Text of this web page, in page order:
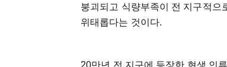
붕괴되고 식량부족이 전 지구적으
위태롭다는 것이다.
20만년 전 지구에 등장한 현생 인